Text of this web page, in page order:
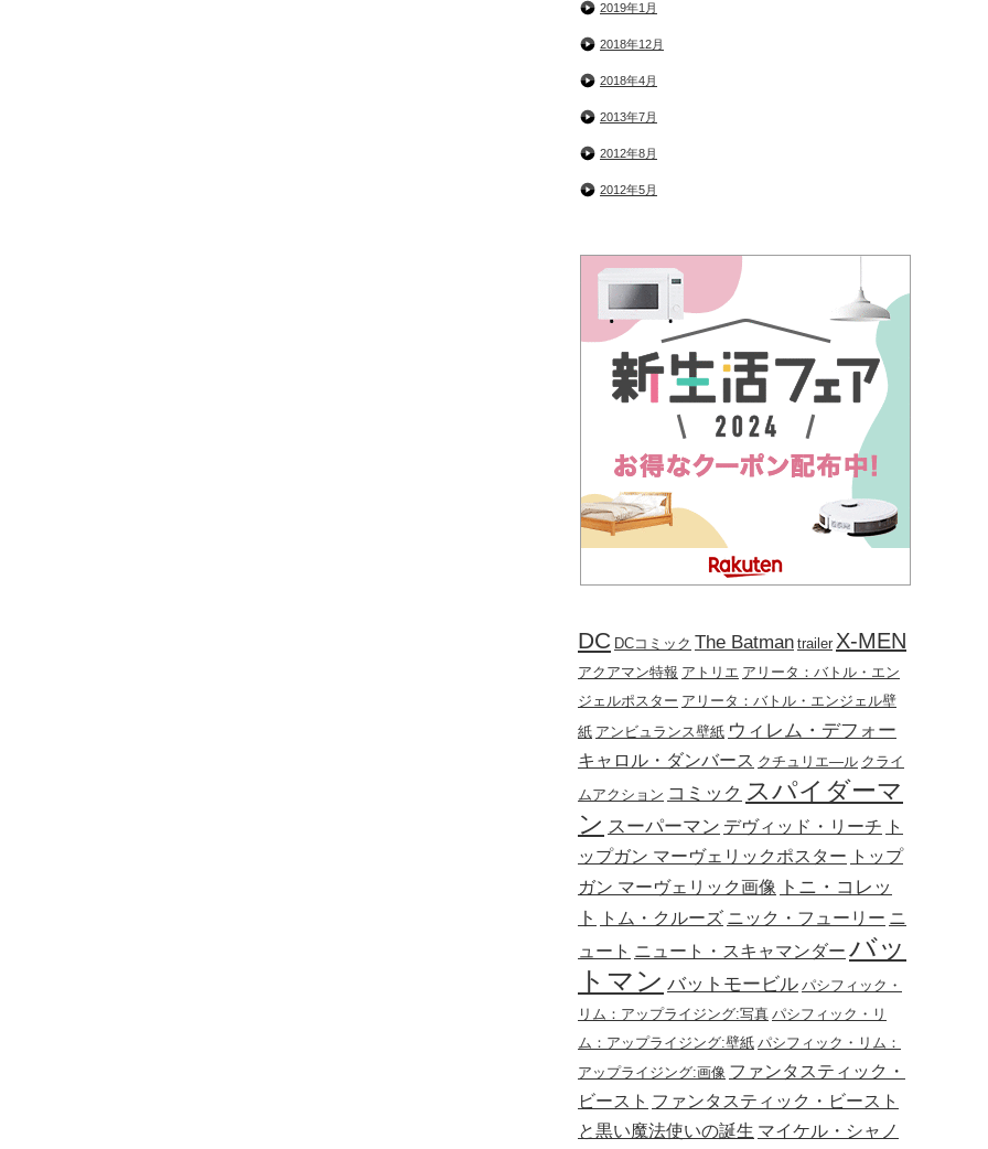
2019年1月
2018年12月
2018年4月
2013年7月
2012年8月
2012年5月
DC DCコミック The Batman trailer X-MEN
アクアマン特報 アトリエ アリータ：バトル・エン
ジェルポスター アリータ：バトル・エンジェル壁
紙 アンビュランス壁紙 ウィレム・デフォー
キャロル・ダンバース クチュリエ―ル クライ
ムアクション コミック スパイダーマ
ン スーパーマン デヴィッド・リーチ ト
ップガン マーヴェリックポスター トップ
ガン マーヴェリック画像 トニ・コレッ
ト
トム・クルーズ ニック・フューリー ニ
ュート ニュート・スキャマンダー バッ
トマン バットモービル パシフィック・
リム：アップライジング:写真 パシフィック・リ
ム：アップライジング:壁紙 パシフィック・リム：
アップライジング:画像 ファンタスティック・
ビースト ファンタスティック・ビースト
と黒い魔法使いの誕生 マイケル・シャノ